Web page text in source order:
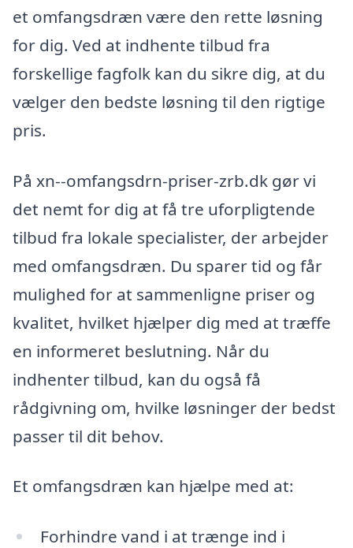
et omfangsdræn være den rette løsning
for dig. Ved at indhente tilbud fra
forskellige fagfolk kan du sikre dig, at du
vælger den bedste løsning til den rigtige
pris.
På xn--omfangsdrn-priser-zrb.dk gør vi
det nemt for dig at få tre uforpligtende
tilbud fra lokale specialister, der arbejder
med omfangsdræn. Du sparer tid og får
mulighed for at sammenligne priser og
kvalitet, hvilket hjælper dig med at træffe
en informeret beslutning. Når du
indhenter tilbud, kan du også få
rådgivning om, hvilke løsninger der bedst
passer til dit behov.
Et omfangsdræn kan hjælpe med at:
Forhindre vand i at trænge ind i